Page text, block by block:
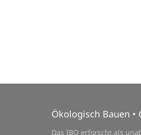
Ökologisch Bauen •
Das IBO erforscht als